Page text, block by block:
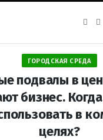
e
b
o
o
k
t
a
ГОРОДСКАЯ СРЕДА
подвалы в
бизнес.
в
целях?